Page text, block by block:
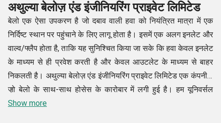
अथुल्या बेलोज़ एंड इंजीनियरिंग प्राइवेट लिमिटेड
बेलो एक ऐसा उपकरण है जो दबाव वाली हवा को नियंत्रित मात्रा में एक
निर्दिष्ट स्थान पर पहुंचाने के लिए लागू होता है। इसमें एक अलग इनलेट और
वाल्व/फ्लैप होता है, ताकि यह सुनिश्चित किया जा सके कि हवा केवल इनलेट
के माध्यम से ही प्रवेश करती है और केवल आउटलेट के माध्यम से बाहर
निकलती है। अथुल्या बेलोज़ एंड इंजीनियरिंग प्राइवेट लिमिटेड एक कंपनी है
जो बेलो के साथ-साथ होसेस के कारोबार में लगी हुई है। हम यूनिवर्सल
बेलोज़, एक्सियल बेलोज़, सिंगल एक्सियल बेलोज़, हिंगेड बेलोज़, सभी प्रकार
।
Show more